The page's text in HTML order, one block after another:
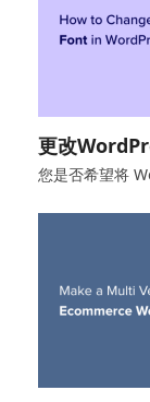
更改
您是否希望将